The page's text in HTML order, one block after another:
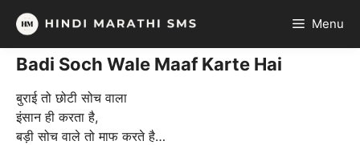
Skip
content
Menu
Badi Soch Wale Maaf Karte Hai
बुराई तो छोटी सोच वाला
इंसान ही करता है,
बड़ी सोच वाले तो माफ करते है…